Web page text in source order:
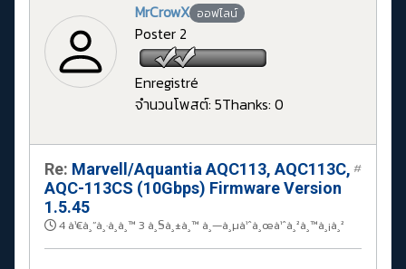
MrCrowX ออฟไลน์
Poster 2
Enregistré
จำนวนโพสต์: 5Thanks: 0
Re: Marvell/Aquantia AQC113, AQC113C,
AQC-113CS (10Gbps) Firmware Version
1.5.45
4 à¹€à¸”à¸·à¸­à¸™ 3 à¸§à¸±à¸™ à¸—à¸µà¹ˆà¸œà¹ˆà¸²à¸™à¸¡à¸²
#